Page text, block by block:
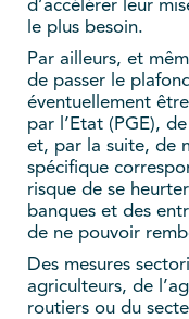
d’accélérer leur
le plus besoin.
Par ailleurs, et
de passer le
éventuellement
par l’Etat (PGE),
et, par la suite, de
spécifique
risque de se
banques et des
de ne pouvoir
Des mesures
agriculteurs, de
routiers ou du